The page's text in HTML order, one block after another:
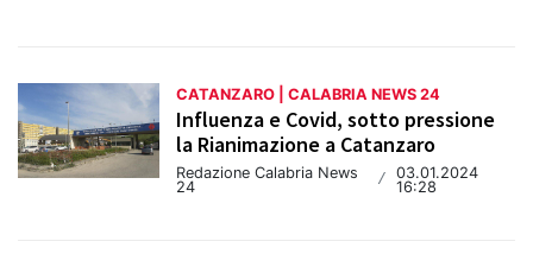
CATANZARO | CALABRIA NEWS 24
Influenza e Covid, sotto pressione
la Rianimazione a Catanzaro
Redazione Calabria News
24
/
03.01.2024
16:28